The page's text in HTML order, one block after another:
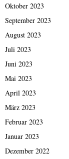
Oktober 2023
September 2023
August 2023
Juli 2023
Juni 2023
Mai 2023
April 2023
März 2023
Februar 2023
Januar 2023
Dezember 2022